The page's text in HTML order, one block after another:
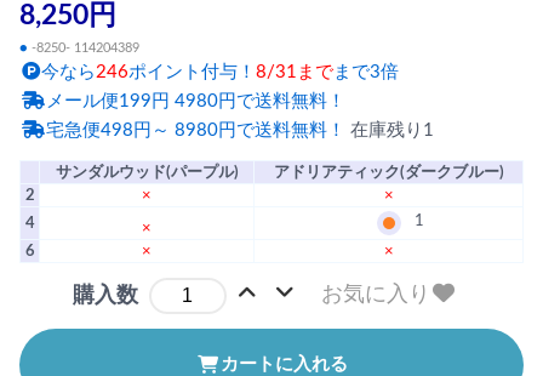
8,250円
● -8250- 114204389
今なら 246ポイント付与！ 8/31まで まで3倍
メール便199円 4980円で送料無料！
宅急便498円～ 8980円で送料無料！ 在庫残り1
サンダルウッド(パープル)
アドリアティック(ダークブルー)
2
×
×
4
× 1
6 × ×
購入数 お気に入り
カートに入れる